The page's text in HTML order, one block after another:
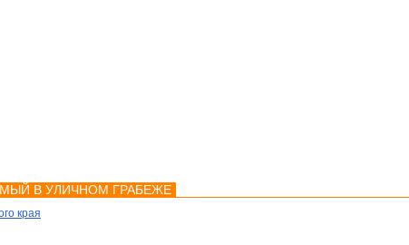
В УЛИЧНОМ ГРАБЕЖЕ
края